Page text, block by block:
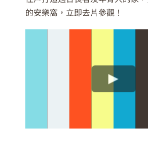
的安樂窩，立即去片參觀！